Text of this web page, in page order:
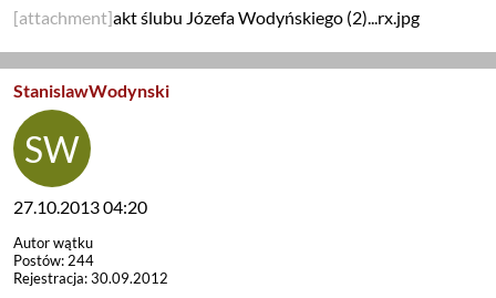
[attachment]akt ślubu Józefa Wodyńskiego (2)...rx.jpg
StanislawWodynski
27.10.2013 04:20
Autor wątku
Postów: 244
Rejestracja: 30.09.2012